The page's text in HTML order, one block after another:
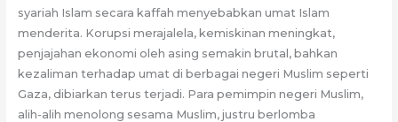
syariah Islam secara kaffah menyebabkan umat Islam
menderita. Korupsi merajalela, kemiskinan meningkat,
penjajahan ekonomi oleh asing semakin brutal, bahkan
kezaliman terhadap umat di berbagai negeri Muslim seperti
Gaza, dibiarkan terus terjadi. Para pemimpin negeri Muslim,
alih-alih menolong sesama Muslim, justru berlomba